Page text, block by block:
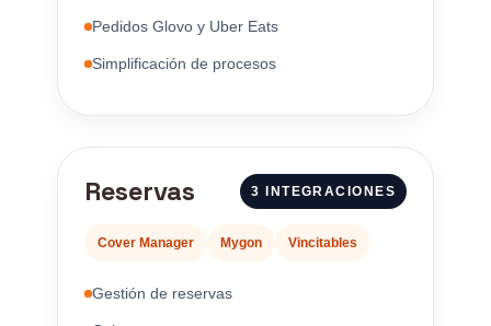
Pedidos Glovo y Uber Eats
Simplificación de procesos
Reservas 3 INTEGRACIONES
Cover Manager Mygon Vincitables
Gestión de reservas